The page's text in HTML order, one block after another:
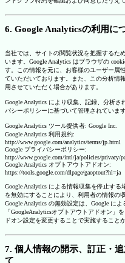
6. Google Analyticsの利用に
当社では、サイトの閲覧状況を把握するた
います。Google Analytics はブラウザの
す。この情報を元に、お客様のユーザー属
ていただいております。また、この分析情
用させていただく場合があります。
Google Analytics により収集、記録、分析
バシーポリシーに基づいて管理されています
Google Analytics ツール提供者: Google Inc.
Google Analytics 利用規約:
http://www.google.com/analytics/terms/jp.html
Google プライバシーポリシー:
http://www.google.com/intl/ja/policies/privacy/
Google Analytics オプトアウトアドオン:
https://tools.google.com/dlpage/gaoptout?hl=ja
Google Analytics による情報収集を停止す
を無効にすることにより、利用者の情報の
Google Analytics の無効設定は、Google に
「GoogleAnalyticsオプトアウトアドオン
ドオン設定を変更することで実施すること
7. 個人情報の開示、訂正・
て